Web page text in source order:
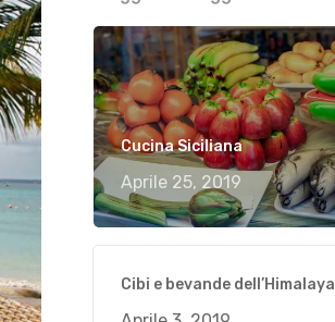
Cucina Siciliana
Aprile 25, 2019
Cibi e bevande dell’Himalaya